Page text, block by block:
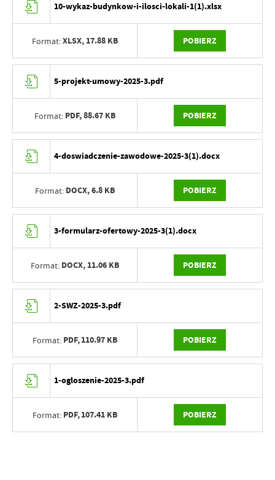
10-wykaz-budynkow-i-ilosci-lokali-1(1).xlsx
Format:XLSX, 17.88 KB POBIERZ
5-projekt-umowy-2025-3.pdf
Format: PDF,88.67 KB POBIERZ
4-doswiadczenie-zawodowe-2025-3(1).docx
Format: DOCX,6.8 KB POBIERZ
3-formularz-ofertowy-2025-3(1).docx
Format: DOCX, 11.06 KB POBIERZ
2-SWZ-2025-3.pdf
Format: PDF,110.97 KB POBIERZ
1-ogloszenie-2025-3.pdf
Format: PDF,107.41 KB POBIERZ